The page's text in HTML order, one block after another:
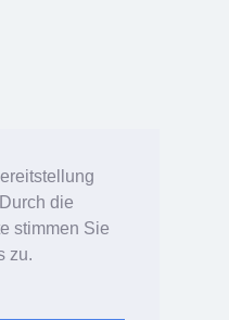
die
stimmen Sie
zu.